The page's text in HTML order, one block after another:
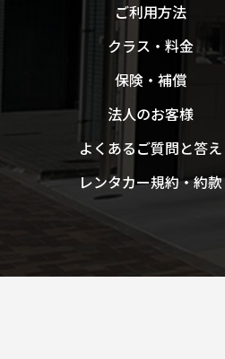
ご利用方法
クラス・料金
保険・補償
法人のお客様
よくあるご質問と答え
レンタカー規約・約款